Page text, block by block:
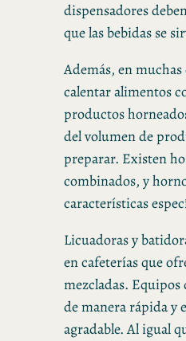
dispensadores
que las bebidas se
Además, en
calentar alimentos
productos
del volumen de
preparar. Existen
combinados, y
características
Licuadoras y
en cafeterías que
mezcladas.
de manera rápida y
agradable. Al igual